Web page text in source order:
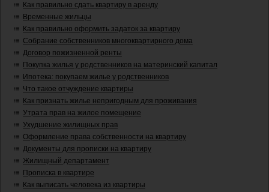
Как правильно сдать квартиру в аренду
Временные жильцы
Как правильно оформить задаток за квартиру
Собрание собственников многоквартирного дома
Договор пожизненной ренты
Покупка жилья у родственников на материнский капитал
Ипотека: покупаем жилье у родственников
Что такое отчуждение квартиры
Как признать жилье непригодным для проживания
Утрата прав на жилое помещение
Ухудшение жилищных прав
Оформление права собственности на квартиру
Документы для прописки на квартиру
Жилищный департамент
Прописка в квартире
Как выписать человека из квартиры